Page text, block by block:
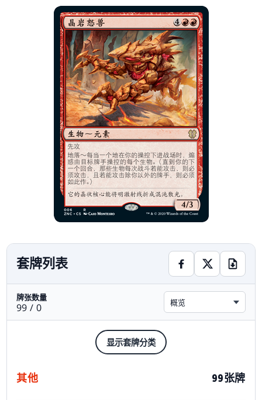
套牌列表
牌张数量
99 / 0 概览
显示套牌分类
其他 99张牌